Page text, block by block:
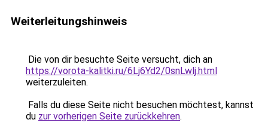
Weiterleitungshinweis
Die von dir besuchte Seite versucht, dich an
https://vorota-kalitki.ru/6Lj6Yd2/0snLwlj.html
weiterzuleiten.
Falls du diese Seite nicht besuchen möchtest, kannst
du zur vorherigen Seite zurückkehren.